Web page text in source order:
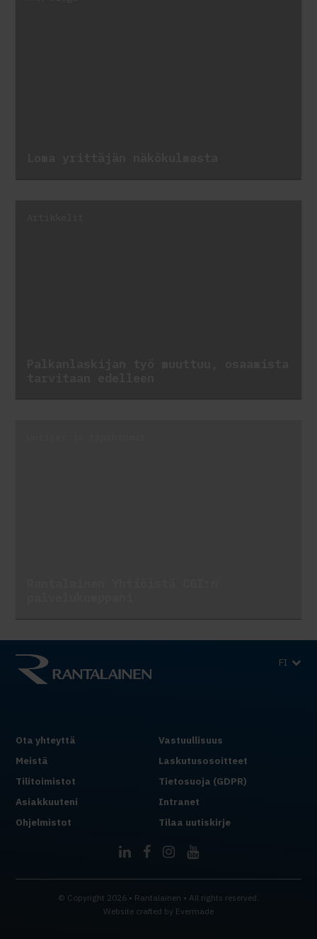
FI
Ota yhteyttä
Meistä
Tilitoimistot
Asiakkuuteni
Ohjelmistot
Vastuullisuus
Laskutusosoitteet
Tietosuoja (GDPR)
Intranet
Tilaa uutiskirje
© Copyright 2026 • Rantalainen • All rights reserved.
Website crafted by Evermade